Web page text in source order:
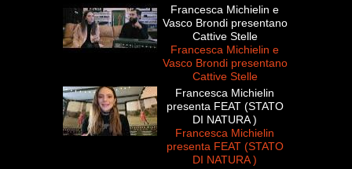
Francesca Michielin e
Vasco Brondi presentano
Cattive Stelle
Francesca Michielin e
Vasco Brondi presentano
Cattive Stelle
Francesca Michielin
presenta FEAT (STATO
DI NATURA )
Francesca Michielin
presenta FEAT (STATO
DI NATURA )